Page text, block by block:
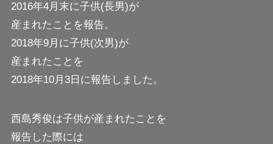
2016年4月末に子供(長男)が
産まれたことを報告。
2018年9月に子供(次男)が
産まれたことを
2018年10月3日に報告しました。
西島秀俊は子供が産まれたことを
報告した際には